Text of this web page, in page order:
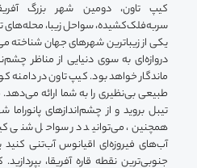
کیپ تاون، دومین شهر بزرگ
سربه‌فلک‌کشیده، سواحل زیبا، محله‌های
یکی از زیباترین شهرهای جهان شناخته
دروازه‌ای به سوی دنیایی از مناظر
ماندگار خواهد بود. کیپ تاون در دامنه
طبیعی بی‌نظیری را به شما ارائه می‌دهد.
تیبل بروید و از چشم‌اندازهای
همچنین، می‌توانید در سواحل شنی
آب‌های فیروزه‌ای اقیانوس آب‌تنی
جنوبی‌ترین نقطه قاره آفریقا،